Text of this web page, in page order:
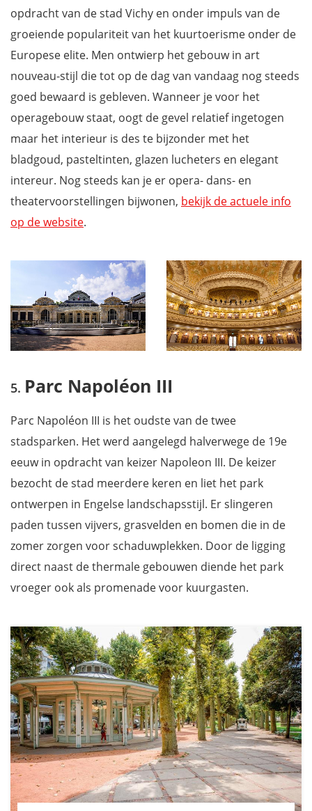
opdracht van de stad Vichy en onder impuls van de
groeiende populariteit van het kuurtoerisme onder de
Europese elite. Men ontwierp het gebouw in art
nouveau-stijl die tot op de dag van vandaag nog steeds
goed bewaard is gebleven. Wanneer je voor het
operagebouw staat, oogt de gevel relatief ingetogen
maar het interieur is des te bijzonder met het
bladgoud, pasteltinten, glazen lucheters en elegant
intereur. Nog steeds kan je er opera- dans- en
theatervoorstellingen bijwonen, bekijk de actuele info
op de website.
Parc Napoléon III
Parc Napoléon III is het oudste van de twee
stadsparken. Het werd aangelegd halverwege de 19e
eeuw in opdracht van keizer Napoleon III. De keizer
bezocht de stad meerdere keren en liet het park
ontwerpen in Engelse landschapsstijl. Er slingeren
paden tussen vijvers, grasvelden en bomen die in de
zomer zorgen voor schaduwplekken. Door de ligging
direct naast de thermale gebouwen diende het park
vroeger ook als promenade voor kuurgasten.